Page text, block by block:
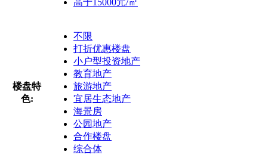
楼盘特
色:
不限
打折优惠楼盘
小户型投资地产
教育地产
旅游地产
宜居生态地产
海景房
公园地产
合作楼盘
综合体